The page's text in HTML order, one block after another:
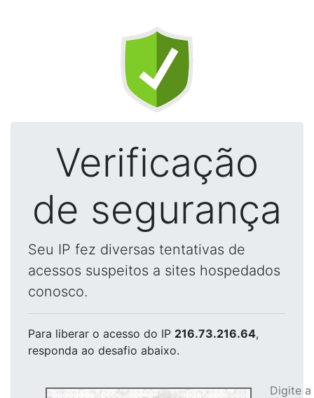
Verificação
de segurança
Seu IP fez diversas tentativas de
acessos suspeitos a sites hospedados
conosco.
Para liberar o acesso do IP 216.73.216.64,
responda ao desafio abaixo.
Digite